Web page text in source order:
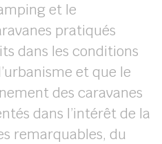
et le
pratiqués
dans les conditions
et que le
des caravanes
dans l’intérêt de la
remarquables, du